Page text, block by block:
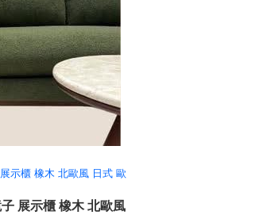
示櫃 橡木 北歐風 日式 歐
展示櫃 橡木 北歐風